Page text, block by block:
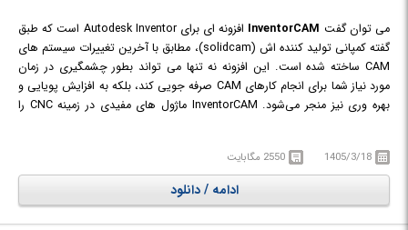
می توان گفت InventorCAM
افزونه ای برای Autodesk Inventor است که طبق
گفته کمپانی تولید کننده اش (solidcam)، مطابق با آخرین تغییرات سیستم های
CAM ساخته شده است. این افزونه نه تنها می تواند بطور چشمگیری در زمان
مورد نیاز شما برای انجام کارهای CAM صرفه جویی کند، بلکه به افزایش پویایی و
بهره وری نیز منجر می‌شود. InventorCAM ماژول های مفیدی در زمینه CNC را
کاری فلزات در سطح دو بعدی و سه بعدی و همچنین ارائه ابزارهایی برای سهولت
کار در پروژه های جوشکاری و تراشکاری است.
Inventor CAM یک نرم افزار استاندارد بوده كه به عنوان مهندسی CAM با نرم افزار
Autodesk Inventor در ادغام است. این
برنامه مجموعه‌ای از بهترین كلاس‌های
1405/3/18 2550 مگابایت
ادامه / دانلود